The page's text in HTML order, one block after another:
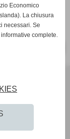
Economico
La chiusura
necessari. Se
complete.